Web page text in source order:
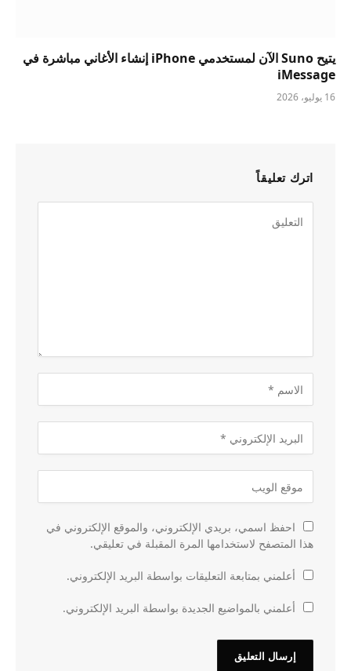
يتيح Suno الآن لمستخدمي iPhone إنشاء الأغاني مباشرة في
iMessage
16 يوليو، 2026
اترك تعليقاً
احفظ اسمي، بريدي الإلكتروني، والموقع الإلكتروني في
هذا المتصفح لاستخدامها المرة المقبلة في تعليقي.
أعلمني بمتابعة التعليقات بواسطة البريد الإلكتروني.
أعلمني بالمواضيع الجديدة بواسطة البريد الإلكتروني.